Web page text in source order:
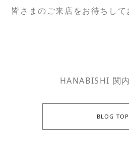
皆さまのご来店をお待ちして
HANABISHI 関
BLOG TOP